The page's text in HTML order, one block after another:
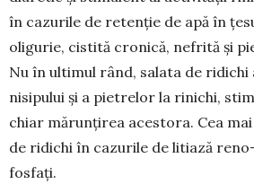
în cazurile de re­tenție de apă în
oligurie, cis­ti­tă cronică, nefrită și
Nu în ulti­mul rând, salata de ridichi
nisi­pu­lui și a pie­trelor la rinichi,
chiar mărun­ți­rea acestora. Cea
de ri­dichi în cazu­rile de litiază
fosfați.